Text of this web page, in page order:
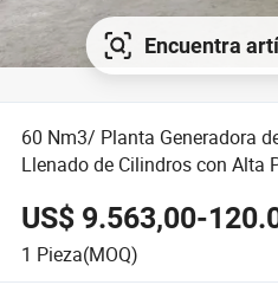
Encuentra
60 Nm3/ Planta Generadora
Llenado de Cilindros con Alta
US$ 9.563,00-
1 Pieza(MOQ)